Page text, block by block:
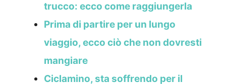
trucco: ecco come raggiungerla
Prima di partire per un lungo
viaggio, ecco ciò che non dovresti
mangiare
Ciclamino, sta soffrendo per il